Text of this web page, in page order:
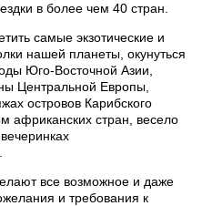
в более чем 40 стран.
самые экзотические и
нашей планеты, окунуться
Юго-Восточной Азии,
Центральной Европы,
островов Карибского
африканских стран, весело
все возможное и даже
и требования к